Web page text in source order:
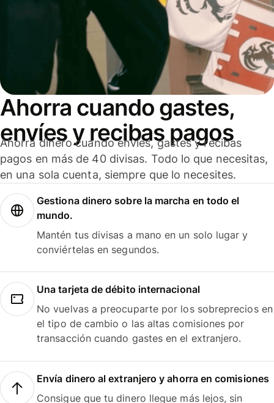
Ahorra cuando gastes,
envíes y recibas pagos
Ahorra dinero cuando envíes, gastes y recibas
pagos en más de 40 divisas. Todo lo que necesitas,
en una sola cuenta, siempre que lo necesites.
Gestiona dinero sobre la marcha en todo el
mundo.
Mantén tus divisas a mano en un solo lugar y
conviértelas en segundos.
Una tarjeta de débito internacional
No vuelvas a preocuparte por los sobreprecios en
el tipo de cambio o las altas comisiones por
transacción cuando gastes en el extranjero.
Envía dinero al extranjero y ahorra en comisiones
Consigue que tu dinero llegue más lejos, sin